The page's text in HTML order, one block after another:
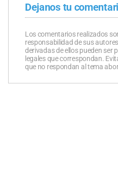
Dejanos tu
Los comentarios realizados
responsabilidad de sus
derivadas de ellos pueden ser
legales que correspondan.
que no respondan al tema